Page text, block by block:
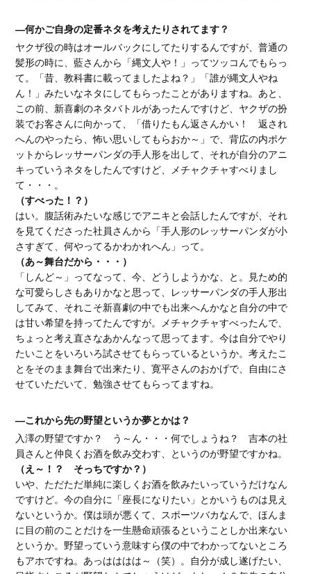
―何かご自身の定番ネタを考えたりされてます？
ヤクザ役の時はオールバックにしてたりするんですが、普通の
髪形の時に、藍さんから「縄文人や！」ってツッコんでもらっ
て。「昔、教科書に載ってましたよね？」「誰が縄文人やね
ん！」みたいなネタにしてもらったことがありますね。あと、
この前、新喜劇のネタバトルがあったんですけど、ヤクザの扮
装でお客さんに向かって、「借りたもん返さんかい！ 返され
へんのやったら、怖い思いしてもらおか～」で、背広の内ポケ
ットからレッサーパンダの手人形を出して、それが自分のアニ
キっていうネタをしたんですけど、メチャクチャすべりまし
て・・・。
（すべった！？）
はい。腹話術みたいな感じでアニキと会話したんですが、それ
を見てくださった社員さんから「手人形のレッサーパンダが小
さすぎて、何やってるかわかれへん」って。
（あ～舞台だから・・・）
「しんど～」ってなって、今、どうしようかな、と。見ため的
な可愛らしさもありかなと思って、レッサーパンダの手人形出
してみて、それこそ新喜劇の中でも出来へんかなと自分の中で
は甘い希望を持ってたんですが。メチャクチャすべったんで、
ちょっと考え直さなあかんなって思ってます。今は自分でやり
たいことをいろいろ試させてもらっているというか。考えたこ
とをそのまま舞台で出来たり、寛平さんのおかげで、自由にさ
せていただいて、勉強させてもらってますね。
―これから先の野望というか夢とかは？
入澤の野望ですか？ う～ん・・・何でしょうね？ 吉本の社
員さんと仲良くお酒を飲み交わす、というのが野望ですかね。
（え～！？ そっちですか？）
いや、ただただ単純に楽しくお酒を飲みたいっていうだけなん
ですけど。今の自分に「座長になりたい」とかいうものは見え
ないというか。僕は頭が悪くて、スポーツバカなんで、ほんま
に目の前のことだけを一生懸命頑張るということしか出来ない
というか。野望っていう意味すら僕の中でわかってないところ
もアホですね。あっはははは～（笑）。自分が成し遂げたい、